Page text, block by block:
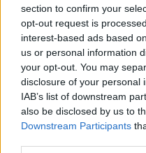
section to confirm your
opt-out request is
interest-based ads based
us or personal information
your opt-out. You may
disclosure of your personal
IAB’s list of downstream
also be disclosed by us to
Downstream Participants
uriașei săli de